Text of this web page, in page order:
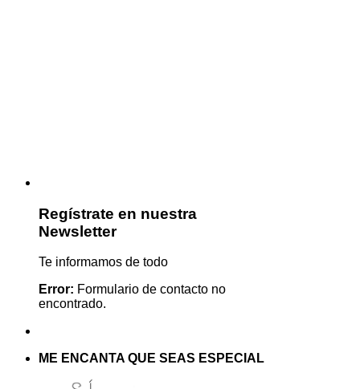
Regístrate en nuestra
Newsletter
Te informamos de todo
Error: Formulario de contacto no
encontrado.
ME ENCANTA QUE SEAS ESPECIAL